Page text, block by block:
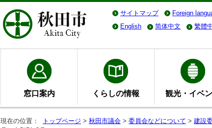
サイトマップ Foreign
English
简体中文 繁體
窓口案内 くらしの情報 観光・イベ
現在の位置： トップページ > 秋田市議会 > 委員会などについて > 建設